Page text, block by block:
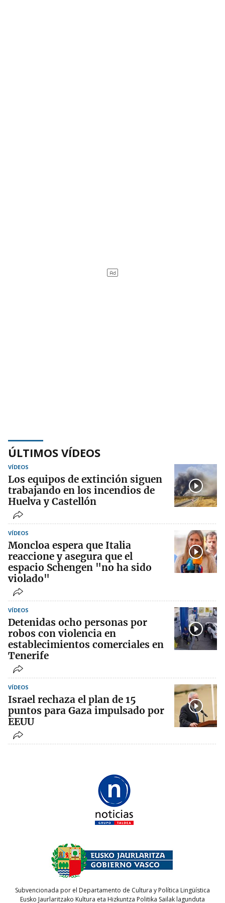
ÚLTIMOS VÍDEOS
VÍDEOS
Los equipos de extinción siguen
trabajando en los incendios de
Huelva y Castellón
VÍDEOS
Moncloa espera que Italia
reaccione y asegura que el
espacio Schengen "no ha sido
violado"
VÍDEOS
Detenidas ocho personas por
robos con violencia en
establecimientos comerciales en
Tenerife
VÍDEOS
Israel rechaza el plan de 15
puntos para Gaza impulsado por
EEUU
Subvencionada por el Departamento de Cultura y Política Lingüística
Eusko Jaurlaritzako Kultura eta Hizkuntza Politika Sailak lagunduta